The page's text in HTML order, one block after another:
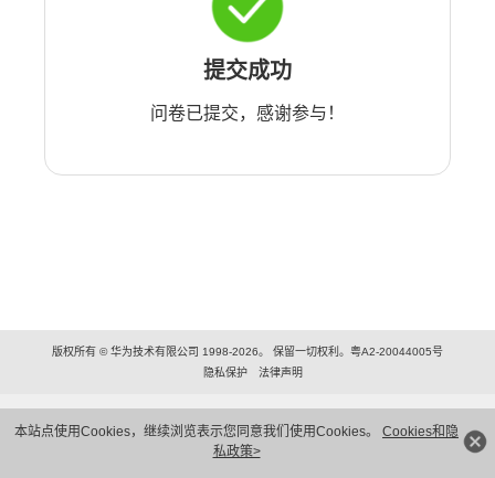
本站点使用Cookies，继续浏览表示您同意我们使用Cookies。 Cookies和隐
私政策>
提交成功
问卷已提交，感谢参与！
版权所有 © 华为技术有限公司 1998-2026。 保留一切权利。粤A2-20044005号
隐私保护
法律声明